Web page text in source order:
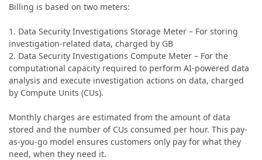
Billing is based on two meters:
1. Data Security Investigations Storage Meter – For storing
investigation-related data, charged by GB
2. Data Security Investigations Compute Meter – For the
computational capacity required to perform AI‑powered data
analysis and execute investigation actions on data, charged
by Compute Units (CUs).
Monthly charges are estimated from the amount of data
stored and the number of CUs consumed per hour. This pay-
as-you-go model ensures customers only pay for what they
need, when they need it.